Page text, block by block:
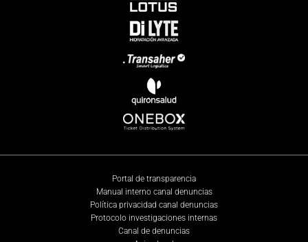
Portal de transparencia
Manual interno canal denuncias
Política privacidad canal denuncias
Protocolo investigaciones internas
Canal de denuncias